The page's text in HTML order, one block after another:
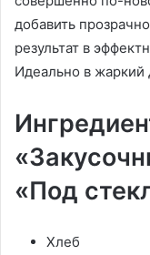
добавить
результат в
Идеально в жаркий
«Под
Хлеб